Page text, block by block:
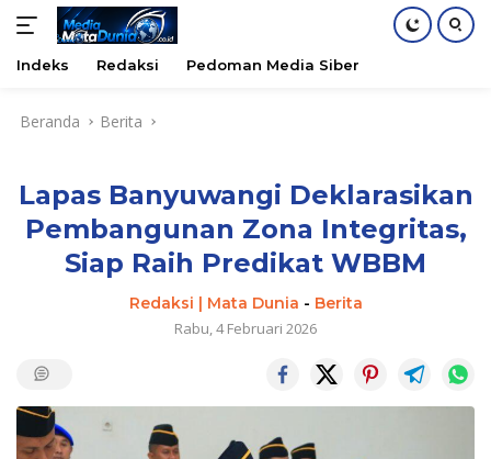
Indeks Redaksi Pedoman Media Siber
Beranda Berita
Lapas Banyuwangi Deklarasikan
Pembangunan Zona Integritas,
Siap Raih Predikat WBBM
Redaksi | Mata Dunia - Berita
Rabu, 4 Februari 2026